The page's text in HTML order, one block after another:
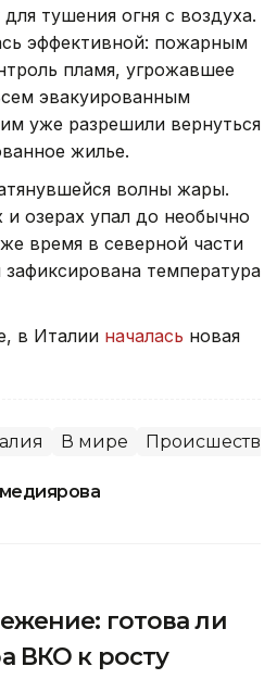
тушения огня с воздуха.
эффективной: пожарным
пламя, угрожавшее
эвакуированным
уже разрешили вернуться
жилье.
волны жары.
озерах упал до необычно
время в северной части
температура
в Италии началась новая
В мире
готова ли
ВКО к росту